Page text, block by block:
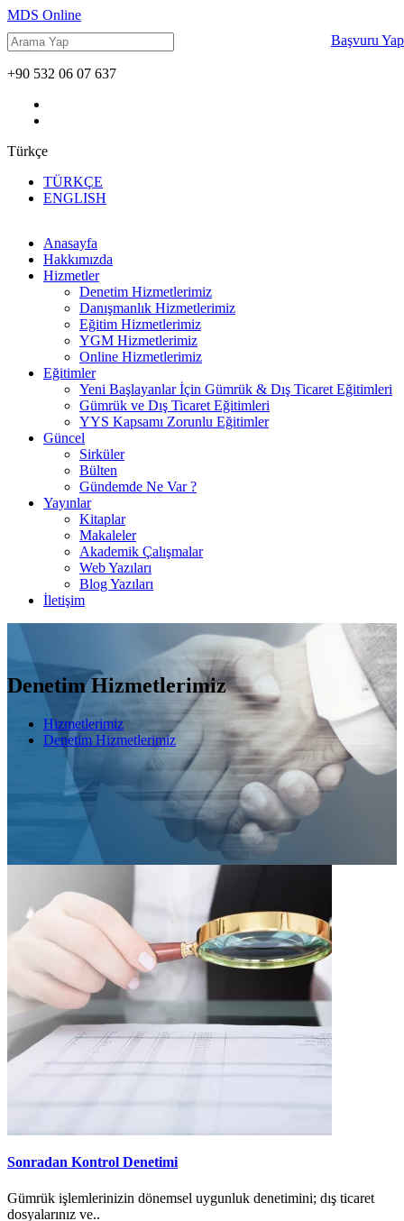
MDS Online
Başvuru Yap
+90 532 06 07 637
Türkçe
TÜRKÇE
ENGLISH
Anasayfa
Hakkımızda
Hizmetler
Denetim Hizmetlerimiz
Danışmanlık Hizmetlerimiz
Eğitim Hizmetlerimiz
YGM Hizmetlerimiz
Online Hizmetlerimiz
Eğitimler
Yeni Başlayanlar İçin Gümrük & Dış Ticaret Eğitimleri
Gümrük ve Dış Ticaret Eğitimleri
YYS Kapsamı Zorunlu Eğitimler
Güncel
Sirküler
Bülten
Gündemde Ne Var ?
Yayınlar
Kitaplar
Makaleler
Akademik Çalışmalar
Web Yazıları
Blog Yazıları
İletişim
Denetim Hizmetlerimiz
Hizmetlerimiz
Denetim Hizmetlerimiz
Sonradan Kontrol Denetimi
Gümrük işlemlerinizin dönemsel uygunluk denetimini; dış ticaret
dosyalarınız ve..